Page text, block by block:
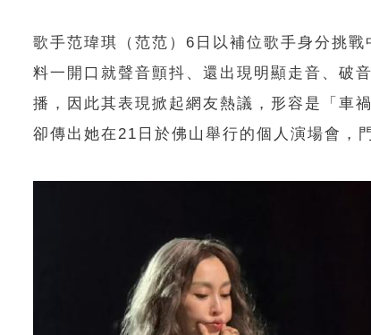
歌手范瑋琪（范范）6日以補位歌手身分挑
料一開口就聲音顫抖、還出現明顯走音、破
播，因此其表現掀起網友熱議，形容是「車
卻傳出她在21日於佛山舉行的個人演場會，